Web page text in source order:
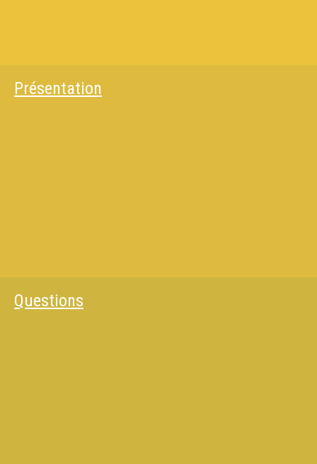
Présentation
Questions